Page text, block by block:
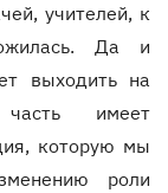
учителей, к
Да и
выходить на
имеет
которую мы
роли